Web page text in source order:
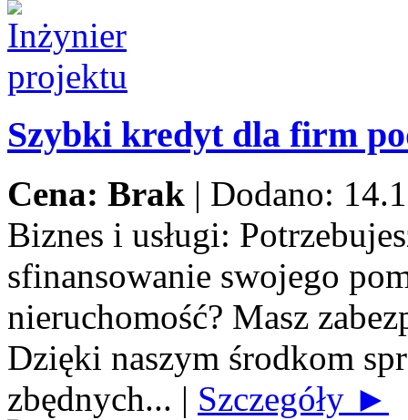
Szybki kredyt dla firm
Cena: Brak | Dodano:
Biznes i usługi:
sfinansowanie swojego
nieruchomość? Masz
Dzięki naszym środkom
zbędnych... | Szczegóły ►